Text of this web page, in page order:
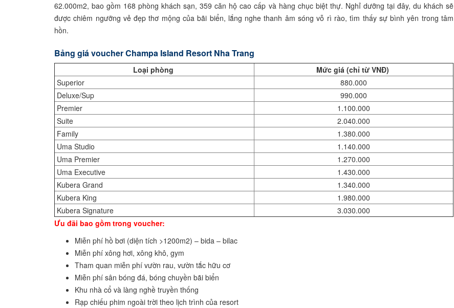
62.000m2, bao gồm 168 phòng khách sạn, 359 căn hộ cao cấp và hàng chục biệt thự. Nghỉ dưỡng tại đây, du khách sẽ
được chiêm ngưỡng vẻ đẹp thơ mộng của bãi biển, lắng nghe thanh âm sóng vỗ rì rào, tìm thấy sự bình yên trong tâm
hồn.
Bảng giá voucher Champa Island Resort Nha Trang
Loại phòng
Mức giá (chỉ từ VNĐ)
Superior
880.000
Deluxe/Sup
990.000
Premier
1.100.000
Suite
2.040.000
Family
1.380.000
Uma Studio
1.140.000
Uma Premier
1.270.000
Uma Executive
1.430.000
Kubera Grand
1.340.000
Kubera King
1.980.000
Kubera Signature
3.030.000
Ưu đãi bao gồm trong voucher:
Miễn phí hồ bơi (diện tích >1200m2) – bida – bilac
Miễn phí xông hơi, xông khô, gym
Tham quan miễn phí vườn rau, vườn tắc hữu cơ
Miễn phí sân bóng đá, bóng chuyền bãi biển
Khu nhà cổ và làng nghề truyền thống
Rạp chiếu phim ngoài trời theo lịch trình của resort